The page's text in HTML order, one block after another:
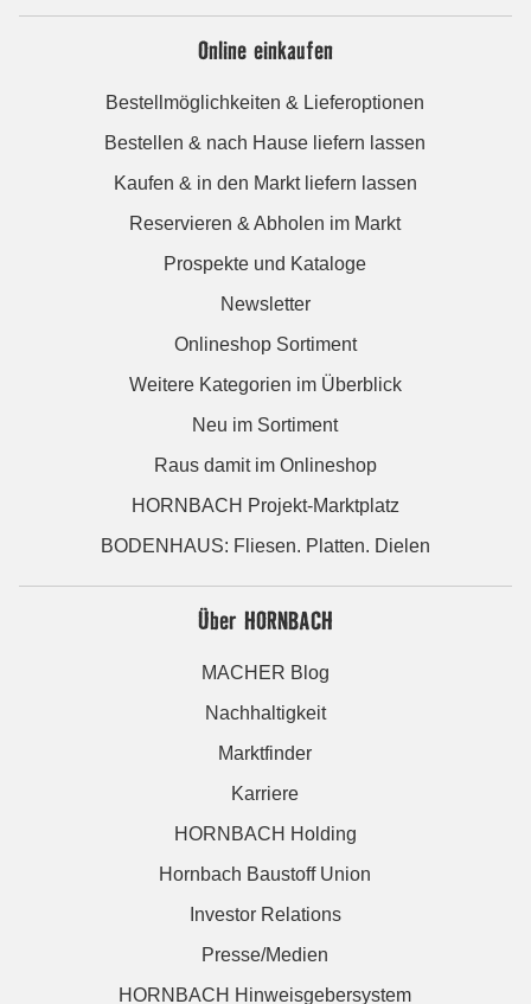
Online einkaufen
Bestellmöglichkeiten & Lieferoptionen
Bestellen & nach Hause liefern lassen
Kaufen & in den Markt liefern lassen
Reservieren & Abholen im Markt
Prospekte und Kataloge
Newsletter
Onlineshop Sortiment
Weitere Kategorien im Überblick
Neu im Sortiment
Raus damit im Onlineshop
HORNBACH Projekt-Marktplatz
BODENHAUS: Fliesen. Platten. Dielen
Über HORNBACH
MACHER Blog
Nachhaltigkeit
Marktfinder
Karriere
HORNBACH Holding
Hornbach Baustoff Union
Investor Relations
Presse/Medien
HORNBACH Hinweisgebersystem